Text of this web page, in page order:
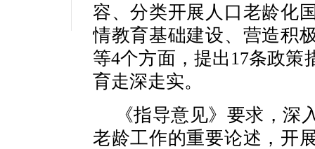
容、分类开展人口老龄化
情教育基础建设、营造积
等4个方面，提出17条政策
育走深走实。
《指导意见》要求，深
老龄工作的重要论述，开